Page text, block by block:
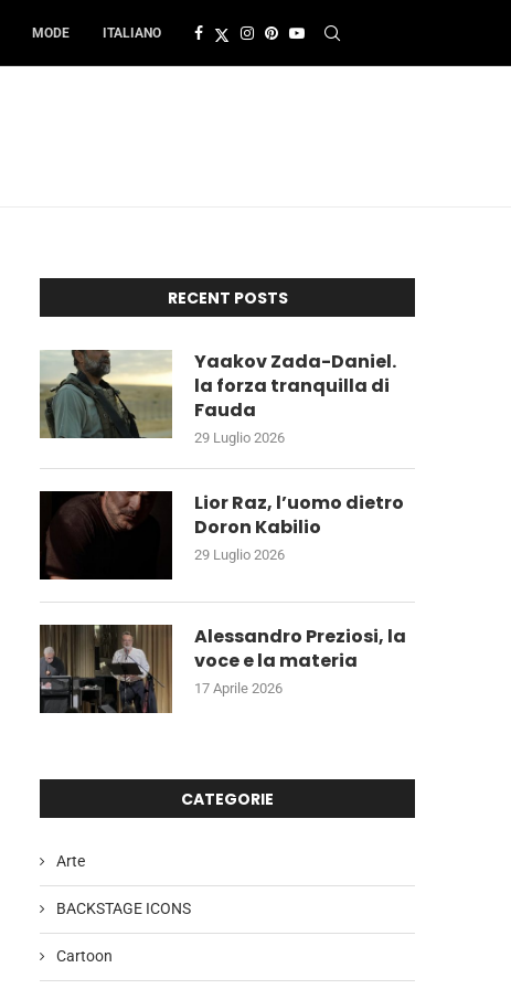
MODE ITALIANO
RECENT POSTS
Yaakov Zada-Daniel.
la forza tranquilla di
Fauda
29 Luglio 2026
Lior Raz, l’uomo dietro
Doron Kabilio
29 Luglio 2026
Alessandro Preziosi, la
voce e la materia
17 Aprile 2026
CATEGORIE
Arte
BACKSTAGE ICONS
Cartoon